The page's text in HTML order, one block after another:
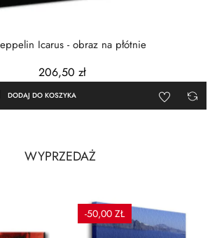
Icarus - obraz na płótnie
206,50 zł
DODAJ DO KOSZYKA
WYPRZEDAŻ
-50,00 ZŁ